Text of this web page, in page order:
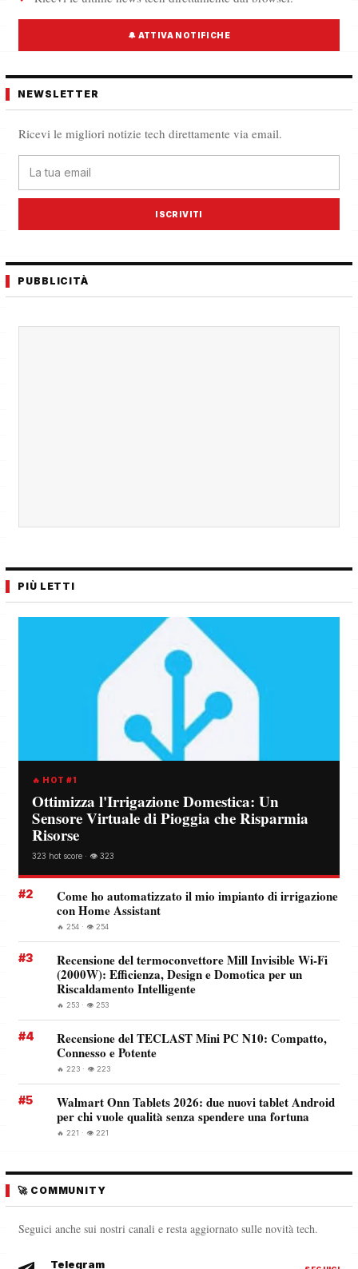
🔔 ATTIVA NOTIFICHE
NEWSLETTER
Ricevi le migliori notizie tech direttamente via email.
ISCRIVITI
PUBBLICITÀ
PIÙ LETTI
🔥 HOT #1
Ottimizza l'Irrigazione Domestica: Un
Sensore Virtuale di Pioggia che Risparmia
Risorse
323 hot score · 👁️ 323
#2
Come ho automatizzato il mio impianto di irrigazione
con Home Assistant
🔥 254 · 👁️ 254
#3
Recensione del termoconvettore Mill Invisible Wi-Fi
(2000W): Efficienza, Design e Domotica per un
Riscaldamento Intelligente
🔥 253 · 👁️ 253
#4
Recensione del TECLAST Mini PC N10: Compatto,
Connesso e Potente
🔥 223 · 👁️ 223
#5
Walmart Onn Tablets 2026: due nuovi tablet Android
per chi vuole qualità senza spendere una fortuna
🔥 221 · 👁️ 221
🚀 COMMUNITY
Seguici anche sui nostri canali e resta aggiornato sulle novità tech.
Telegram